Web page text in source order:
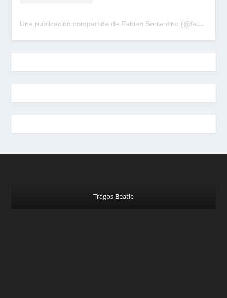
Una publicación compartida de Fabian Sorrentino (@fabiansonria)
Tragos Beatle